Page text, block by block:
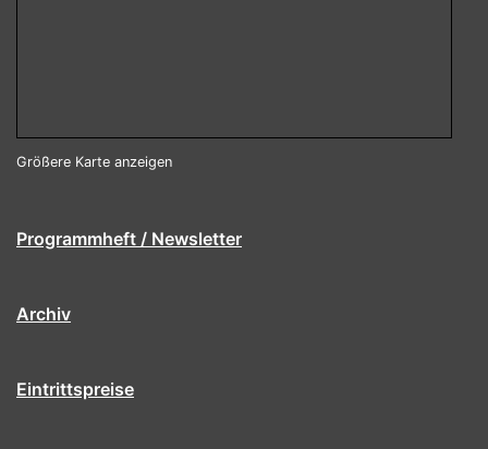
Größere Karte anzeigen
Programmheft / Newsletter
Archiv
Eintrittspreise